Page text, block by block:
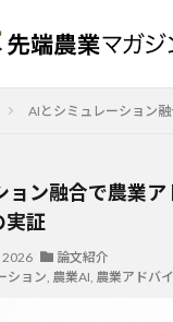
AIとシミュレーション
ョン融合で農業ア
実証
2026
論文紹介
ション, 農業AI, 農業アドバ